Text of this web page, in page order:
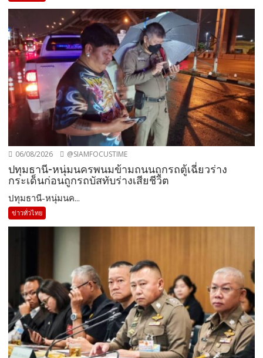
06/08/2026 @SIAMFOCUSTIME
ปทุมธานี-หนุ่มนครพนมข้ามถนนถูกรถตู้เฉี่ยวร่าง
กระเด็นก่อนถูกรถบัสทับร่างเสียชีวิต
ปทุมธานี-หนุ่มนค...
ข่าวทั่วไทย